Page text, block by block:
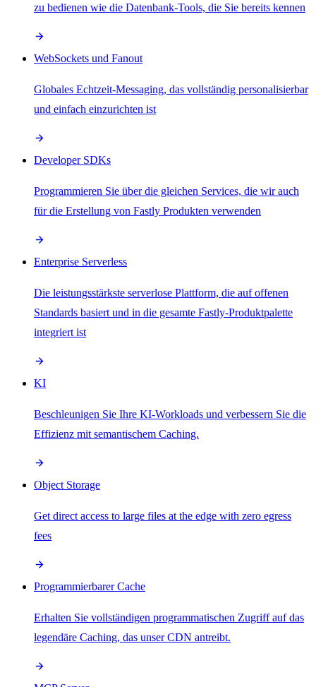
zu bedienen wie die Datenbank-Tools, die Sie bereits kennen
WebSockets und Fanout
Globales Echtzeit-Messaging, das vollständig personalisierbar
und einfach einzurichten ist
Developer SDKs
Programmieren Sie über die gleichen Services, die wir auch
für die Erstellung von Fastly Produkten verwenden
Enterprise Serverless
Die leistungsstärkste serverlose Plattform, die auf offenen
Standards basiert und in die gesamte Fastly-Produktpalette
integriert ist
KI
Beschleunigen Sie Ihre KI-Workloads und verbessern Sie die
Effizienz mit semantischem Caching.
Object Storage
Get direct access to large files at the edge with zero egress
fees
Programmierbarer Cache
Erhalten Sie vollständigen programmatischen Zugriff auf das
legendäre Caching, das unser CDN antreibt.